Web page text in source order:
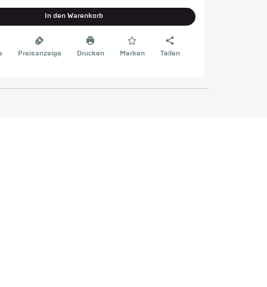
In den Warenkorb
Preisanzeige Drucken Merken Teilen